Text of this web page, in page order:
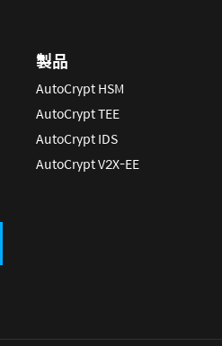
製品
AutoCrypt HSM
AutoCrypt TEE
AutoCrypt IDS
AutoCrypt V2X-EE